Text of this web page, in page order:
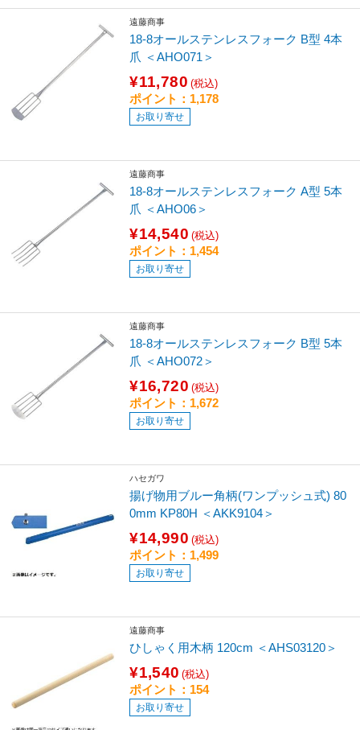
遠藤商事
18-8オールステンレスフォーク B型 4本
爪 ＜AHO071＞
¥11,780 (税込)
ポイント：1,178
お取り寄せ
遠藤商事
18-8オールステンレスフォーク A型 5本
爪 ＜AHO06＞
¥14,540 (税込)
ポイント：1,454
お取り寄せ
遠藤商事
18-8オールステンレスフォーク B型 5本
爪 ＜AHO072＞
¥16,720 (税込)
ポイント：1,672
お取り寄せ
ハセガワ
揚げ物用ブルー角柄(ワンプッシュ式) 80
0mm KP80H ＜AKK9104＞
¥14,990 (税込)
ポイント：1,499
お取り寄せ
遠藤商事
ひしゃく用木柄 120cm ＜AHS03120＞
¥1,540 (税込)
ポイント：154
お取り寄せ